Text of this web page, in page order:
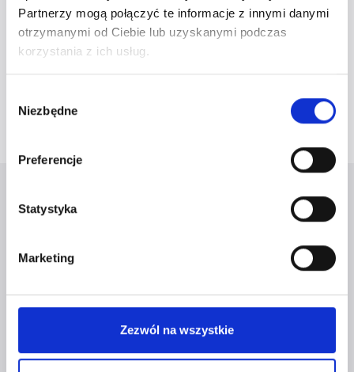
Partnerzy mogą połączyć te informacje z innymi danymi
otrzymanymi od Ciebie lub uzyskanymi podczas
korzystania z ich usług.
zgody
Niezbędne
Preferencje
Statystyka
Marketing
Zezwól na wszystkie
Bądź. Korzystaj. To wszystko dzieje się po coś
– dla Ciebie, dla Twojej marki i dla osobistej
WYDARZENIA,
KTÓRYCH
NIE CHCESZ
PRZEGAPIĆ?